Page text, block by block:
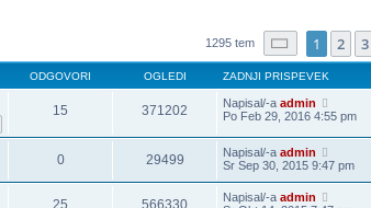
1295 tem Stran 1od26
1 2 3
ODGOVORI OGLEDI ZADNJI PRISPEVEK
15 371202 Napisal/-a admin
Po Feb 29, 2016 4:55 pm
0 29499 Napisal/-a admin
Sr Sep 30, 2015 9:47 pm
25 566330 Napisal/-a admin